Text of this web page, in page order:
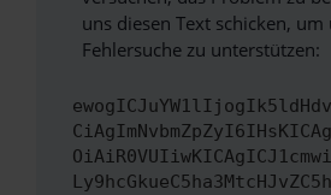
uns diesen Text schicken, um
Fehlersuche zu unterstützen: